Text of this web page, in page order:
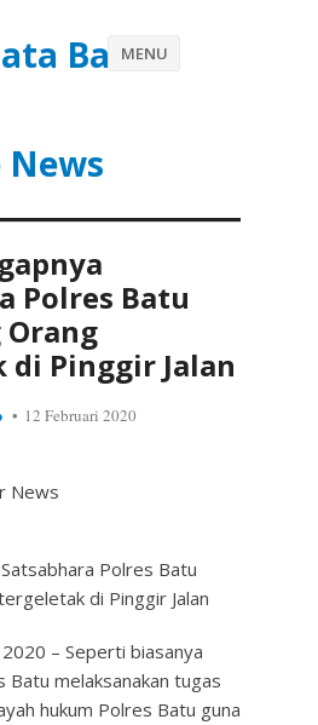
Batu
News
MENU
Polres Batu
Pinggir Jalan
12 Februari 2020
News
Polres Batu
di Pinggir Jalan
– Seperti biasanya
Batu melaksanakan tugas
hukum Polres Batu guna